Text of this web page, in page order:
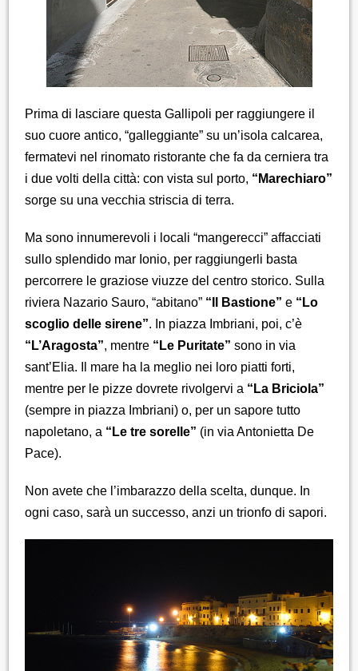
Prima di lasciare questa Gallipoli per raggiungere il
suo cuore antico, “galleggiante” su un’isola calcarea,
fermatevi nel rinomato ristorante che fa da cerniera tra
i due volti della città: con vista sul porto, “Marechiaro”
sorge su una vecchia striscia di terra.
Ma sono innumerevoli i locali “mangerecci” affacciati
sullo splendido mar Ionio, per raggiungerli basta
percorrere le graziose viuzze del centro storico. Sulla
riviera Nazario Sauro, “abitano” “Il Bastione” e “Lo
scoglio delle sirene”. In piazza Imbriani, poi, c’è
“L’Aragosta”, mentre “Le Puritate” sono in via
sant’Elia. Il mare ha la meglio nei loro piatti forti,
mentre per le pizze dovrete rivolgervi a “La Briciola”
(sempre in piazza Imbriani) o, per un sapore tutto
napoletano, a “Le tre sorelle” (in via Antonietta De
Pace).
Non avete che l’imbarazzo della scelta, dunque. In
ogni caso, sarà un successo, anzi un trionfo di sapori.